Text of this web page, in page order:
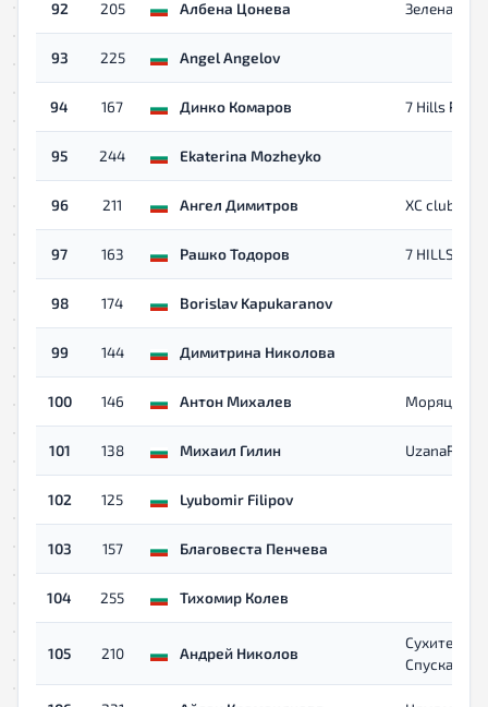
92 205 Албена Цонева Зелена
93 225 Angel Angelov
94 167 Динко Комаров 7 Hills
95 244 Ekaterina Mozheyko
96 211 Ангел Димитров XC club
97 163 Рашко Тодоров 7 HILLS
98 174 Borislav Kapukaranov
99 144 Димитрина Николова
100 146 Антон Михалев Моряци
101 138 Михаил Гилин UzanaRuns
102 125 Lyubomir Filipov
103 157 Благовеста Пенчева
104 255 Тихомир Колев
105 210 Андрей Николов
Сухите
Спускачи